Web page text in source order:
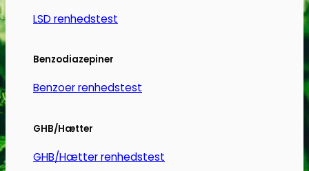
LSD renhedstest
Benzodiazepiner
Benzoer renhedstest
GHB/Hætter
GHB/Hætter renhedstest
vare
har
varianter.
Mulighederne
kan
vælges
på
varesiden